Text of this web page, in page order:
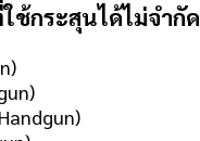
ช้กระสุนได้ไม่จำกัด